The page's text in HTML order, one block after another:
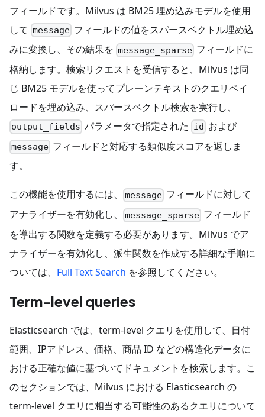
フィールドです。Milvus は BM25 埋め込みモデルを使用
して message フィールドの値をスパースベクトル埋め込
みに変換し、その結果を message_sparse フィールドに
格納します。検索リクエストを受信すると、Milvus は同
じ BM25 モデルを使ってプレーンテキストのクエリペイ
ロードを埋め込み、スパースベクトル検索を実行し、
output_fields パラメータで指定された id および
message フィールドと対応する類似度スコアを返しま
す。
この機能を使用するには、 message フィールドに対して
アナライザーを有効化し、
message_sparse フィールド
を導出する関数を定義する必要があります。Milvus でア
ナライザーを有効化し、派生関数を作成する詳細な手順に
ついては、 Full Text Search を参照してください。
Term-level queries
Elasticsearch では、term-level クエリを使用して、日付
範囲、IPアドレス、価格、商品 ID などの構造化データに
おける正確な値に基づいてドキュメントを検索します。こ
のセクションでは、Milvus における Elasticsearch の
term-level クエリに相当する可能性のあるクエリについて